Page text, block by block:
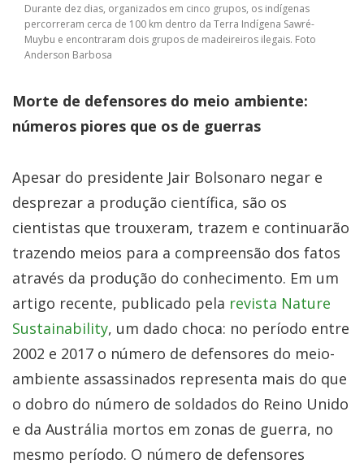
Durante dez dias, organizados em cinco grupos, os indígenas
percorreram cerca de 100 km dentro da Terra Indígena Sawré-
Muybu e encontraram dois grupos de madeireiros ilegais. Foto
Anderson Barbosa
Morte de defensores do meio ambiente:
números piores que os de guerras
Apesar do presidente Jair Bolsonaro negar e
desprezar a produção científica, são os
cientistas que trouxeram, trazem e continuarão
trazendo meios para a compreensão dos fatos
através da produção do conhecimento. Em um
artigo recente, publicado pela revista Nature
Sustainability, um dado choca: no período entre
2002 e 2017 o número de defensores do meio-
ambiente assassinados representa mais do que
o dobro do número de soldados do Reino Unido
e da Austrália mortos em zonas de guerra, no
mesmo período. O número de defensores